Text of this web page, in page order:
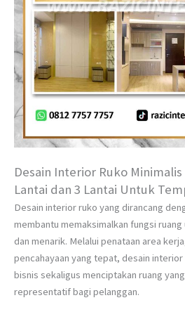
Desain Interior Ruko
Lantai dan 3 Lantai Untuk
Desain interior ruko yang dirancang
membantu memaksimalkan fungsi
dan menarik. Melalui penataan area
pencahayaan yang tepat, desain
bisnis sekaligus menciptakan ruang
representatif bagi pelanggan.